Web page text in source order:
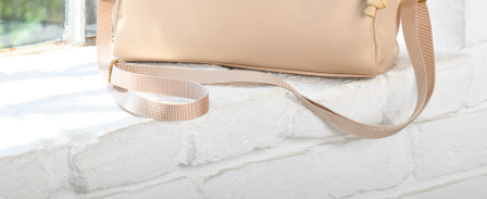
メイクアップ
サプリメント
毛穴
シミ・くすみ
全商品一覧